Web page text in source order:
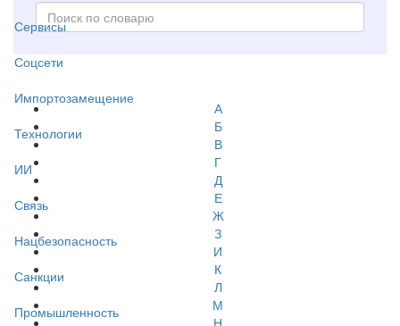
Сервисы
Соцсети
Импортозамещение
Технологии
ИИ
Связь
Нацбезопасность
Санкции
Промышленность
А
Б
В
Г
Д
Е
Ж
З
И
К
Л
М
Н